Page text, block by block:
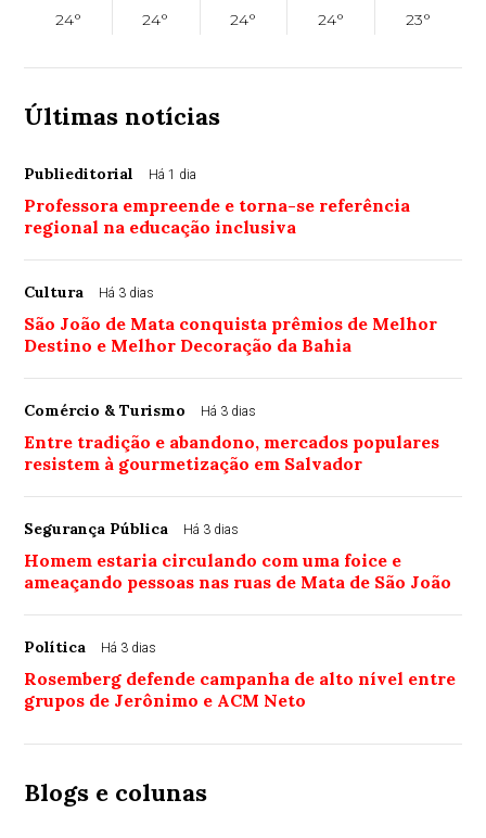
24°
24°
24°
24°
23°
Últimas notícias
Publieditorial Há 1 dia
Professora empreende e torna-se referência
regional na educação inclusiva
Cultura Há 3 dias
São João de Mata conquista prêmios de Melhor
Destino e Melhor Decoração da Bahia
Comércio & Turismo Há 3 dias
Entre tradição e abandono, mercados populares
resistem à gourmetização em Salvador
Segurança Pública Há 3 dias
Homem estaria circulando com uma foice e
ameaçando pessoas nas ruas de Mata de São João
Política Há 3 dias
Rosemberg defende campanha de alto nível entre
grupos de Jerônimo e ACM Neto
Blogs e colunas